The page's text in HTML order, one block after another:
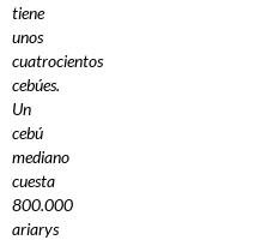
tiene
unos
cuatrocientos
cebúes.
Un
cebú
mediano
cuesta
800.000
ariarys